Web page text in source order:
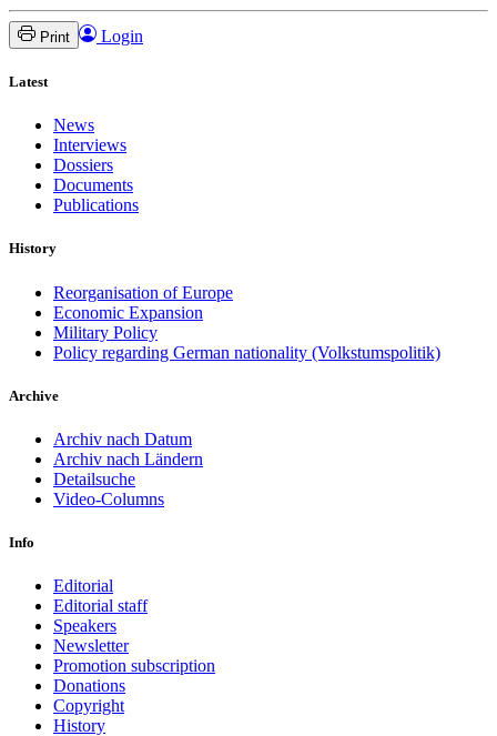
Print Login
Latest
News
Interviews
Dossiers
Documents
Publications
History
Reorganisation of Europe
Economic Expansion
Military Policy
Policy regarding German nationality (Volkstumspolitik)
Archive
Archiv nach Datum
Archiv nach Ländern
Detailsuche
Video-Columns
Info
Editorial
Editorial staff
Speakers
Newsletter
Promotion subscription
Donations
Copyright
History